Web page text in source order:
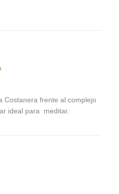
Costanera frente al complejo
ideal para meditar.